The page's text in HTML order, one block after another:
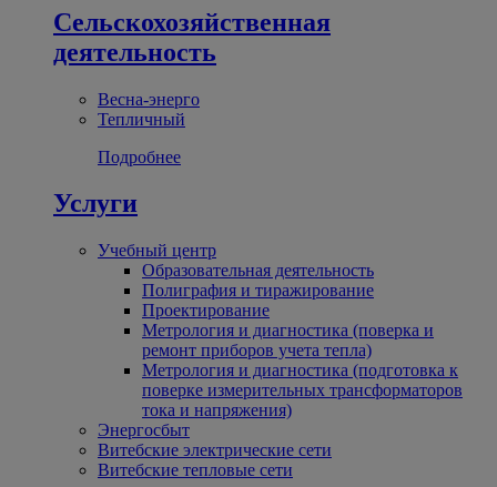
Сельскохозяйственная
деятельность
Весна-энерго
Тепличный
Подробнее
Услуги
Учебный центр
Образовательная деятельность
Полиграфия и тиражирование
Проектирование
Метрология и диагностика (поверка и
ремонт приборов учета тепла)
Метрология и диагностика (подготовка к
поверке измерительных трансформаторов
тока и напряжения)
Энергосбыт
Витебские электрические сети
Витебские тепловые сети